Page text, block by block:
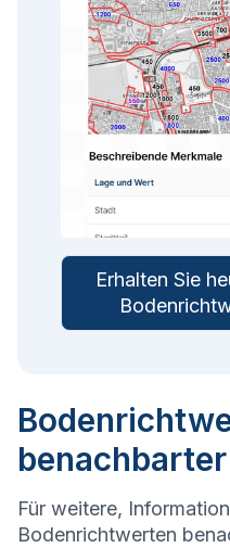
Erhalten Sie
Für weitere,
Bodenrichtwerten